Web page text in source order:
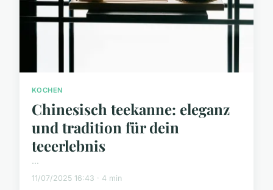
KOCHEN
Chinesisch teekanne: eleganz
und tradition für dein
teeerlebnis
...
11/07/2025 16:43 · 4 min